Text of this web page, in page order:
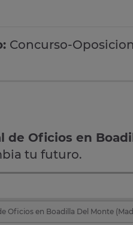
Concurso-Oposicion
de Oficios en
tu futuro.
Oficios en Boadilla Del Monte